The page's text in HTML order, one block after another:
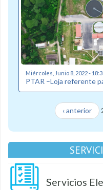
Miércoles, Junio 8, 2022 -
PTAR –Loja referente
‹ anterior
Servicios